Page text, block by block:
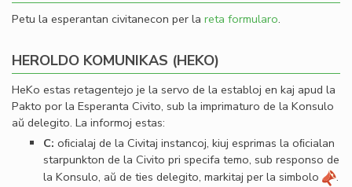
Petu la esperantan civitanecon per la reta formularo.
HEROLDO KOMUNIKAS (HEKO)
HeKo estas retagentejo je la servo de la establoj en kaj apud la
Pakto por la Esperanta Civito, sub la imprimaturo de la Konsulo
aŭ delegito. La informoj estas:
C: oﬁcialaj de la Civitaj instancoj, kiuj esprimas la oﬁcialan
starpunkton de la Civito pri specifa temo, sub responso de
la Konsulo, aŭ de ties delegito, markitaj per la simbolo
.